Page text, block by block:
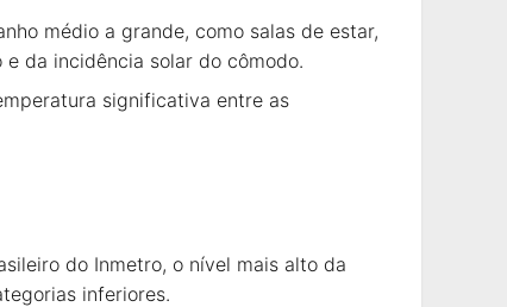
médio a grande, como salas de estar,
da incidência solar do cômodo.
significativa entre as
do Inmetro, o nível mais alto da
inferiores.